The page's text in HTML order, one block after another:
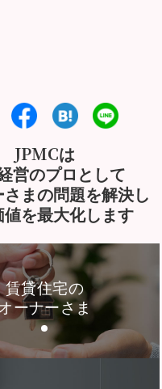
JPMCは
営のプロとして
まの問題を解決し
値を最大化します
賃貸住宅の
ーナーさま